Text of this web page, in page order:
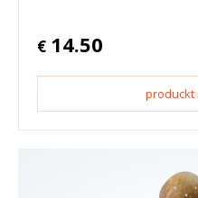
€ 14.50
produckt